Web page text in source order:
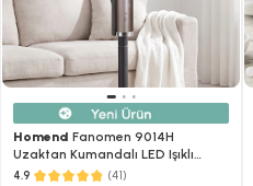
Homend Fanomen 9014H
Uzaktan Kumandalı LED Işıklı
Vantilatör
4.9 (41)